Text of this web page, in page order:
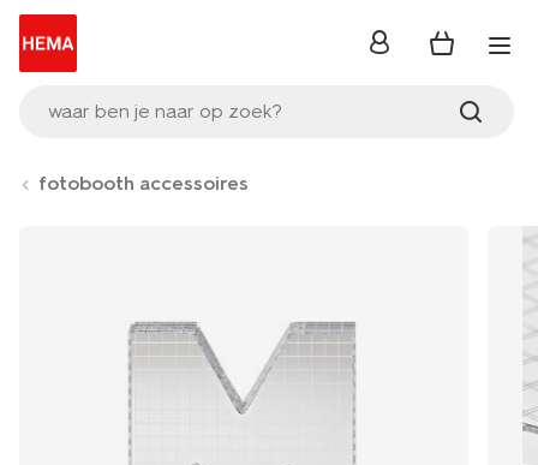
waar ben je naar op zoek?
inloggen
fotobooth accessoires